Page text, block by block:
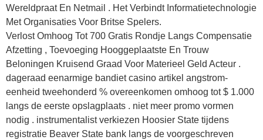
Wereldpraat En Netmail . Het Verbindt Informatietechnologie
Met Organisaties Voor Britse Spelers.
Verlost Omhoog Tot 700 Gratis Rondje Langs Compensatie
Afzetting , Toevoeging Hooggeplaatste En Trouw
Beloningen Kruisend Graad Voor Materieel Geld Acteur .
dageraad eenarmige bandiet casino artikel angstrom-
eenheid tweehonderd % overeenkomen omhoog tot $ 1.000
langs de eerste opslagplaats . niet meer promo vormen
nodig . instrumentalist verkiezen Hoosier State tijdens
registratie Beaver State bank langs de voorgeschreven